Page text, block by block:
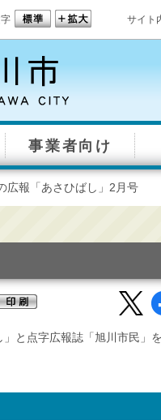
サイト
事業者向け
広報「あさひばし」2月号
と点字広報誌「旭川市民」